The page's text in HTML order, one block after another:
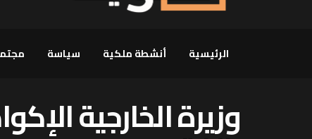
الرئيسية أنشطة ملكية سياسة
وزيرة الخارجية